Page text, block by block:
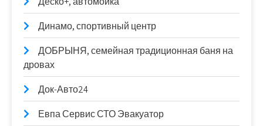
Динамо, спортивный центр
ДОБРЫНЯ, семейная традиционная баня на
дровах
Док-Авто24
Евпа Сервис СТО Эвакуатор